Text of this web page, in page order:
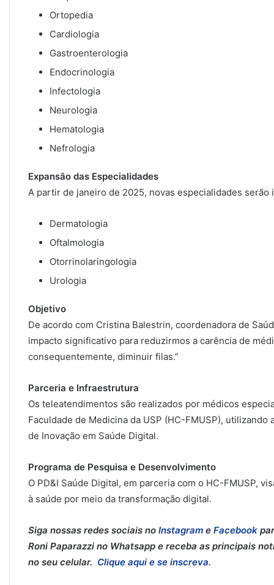
Ortopedia
Cardiologia
Gastroenterologia
Endocrinologia
Infectologia
Neurologia
Hematologia
Nefrologia
Expansão das Especialidades
A partir de janeiro de 2025, novas especialidades serão
Dermatologia
Oftalmologia
Otorrinolaringologia
Urologia
Objetivo
De acordo com Cristina Balestrin, coordenadora de
impacto significativo para reduzirmos a carência de
consequentemente, diminuir filas.”
Parceria e Infraestrutura
Os teleatendimentos são realizados por médicos
Faculdade de Medicina da USP (HC-FMUSP),
de Inovação em Saúde Digital.
Programa de Pesquisa e Desenvolvimento
O PD&I Saúde Digital, em parceria com o HC-FMUSP,
à saúde por meio da transformação digital.
Siga nossas redes sociais no Instagram e Facebook
Roni Paparazzi no Whatsapp e receba as principais
no seu celular. Clique aqui e se inscreva.